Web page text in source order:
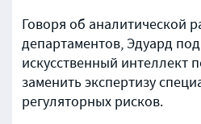
Говоря об аналитической
департаментов, Эдуард
искусственный интеллект
заменить экспертизу
регуляторных рисков.